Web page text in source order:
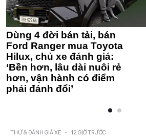
Dùng 4 đời bán tải, bán
Ford Ranger mua Toyota
Hilux, chủ xe đánh giá:
‘Bền hơn, lâu dài nuôi rẻ
hơn, vận hành có điểm
phải đánh đổi’
THỬ & ĐÁNH GIÁ XE - 12 GIỜ TRƯỚC